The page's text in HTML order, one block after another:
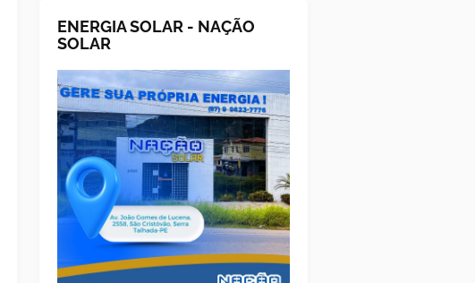
ENERGIA SOLAR - NAÇÃO
SOLAR